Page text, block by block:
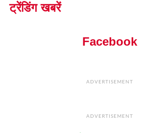
ट्रेंडिंग खबरें
Facebook
ADVERTISEMENT
ADVERTISEMENT